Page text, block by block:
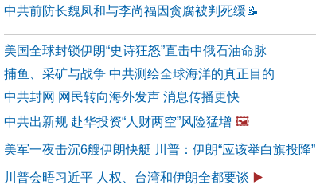
中共前防长魏凤和与李尚福因贪腐被判死缓📝
美国全球封锁伊朗“史诗狂怒”直击中俄石油命脉
捕鱼、采矿与战争 中共测绘全球海洋的真正目的
中共封网 网民转向海外发声 消息传播更快
中共出新规 赴华投资“人财两空”风险猛增 🖼️
美军一夜击沉6艘伊朗快艇 川普：伊朗“应该举白旗投降”
川普会晤习近平 人权、台湾和伊朗全都要谈 ▶️